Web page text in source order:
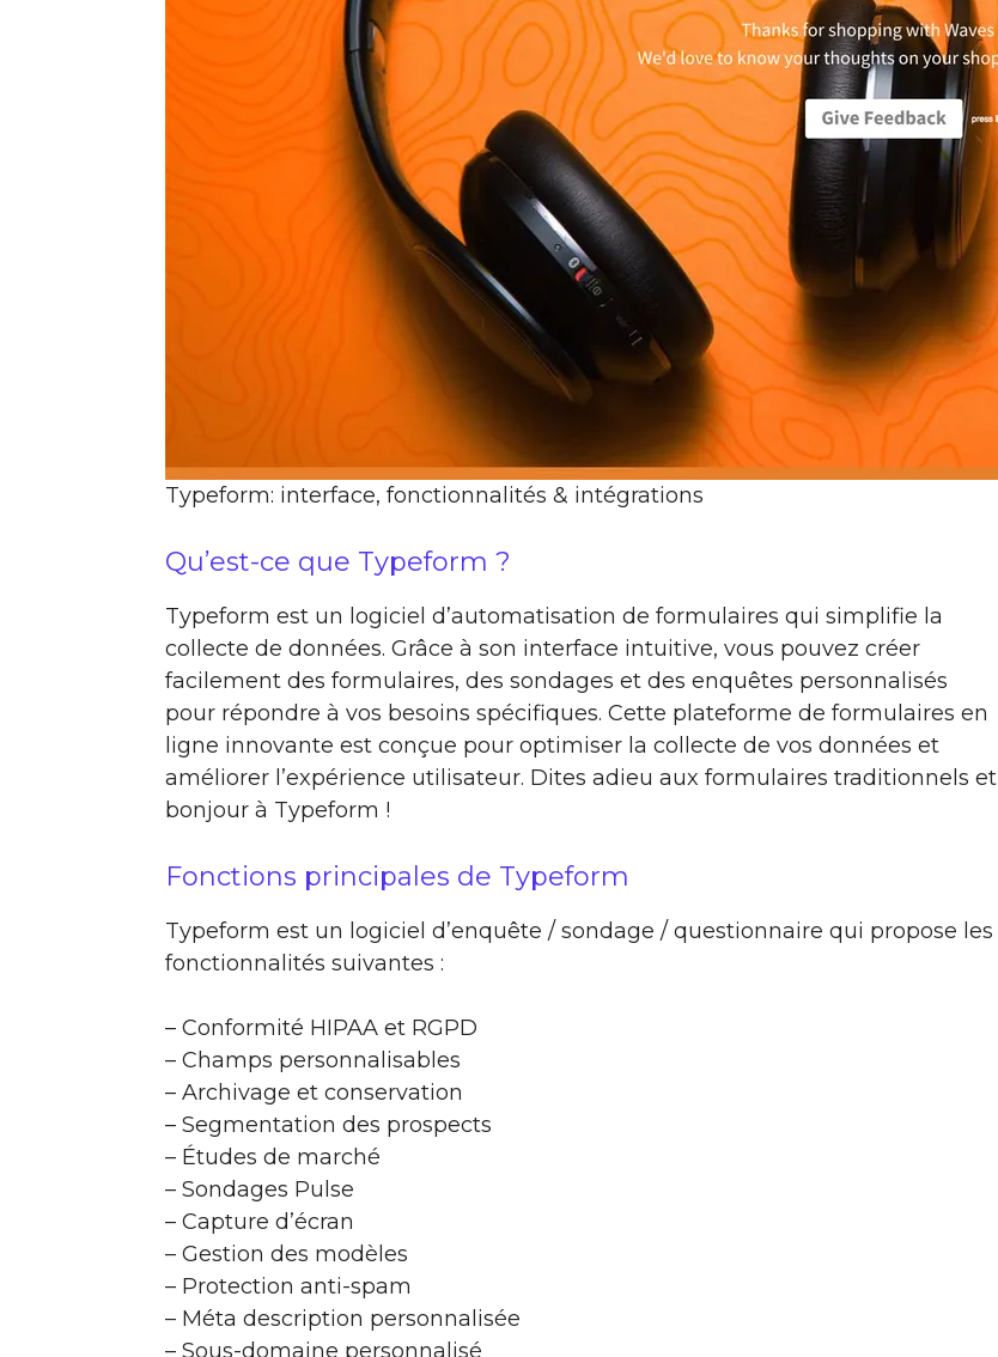
Typeform: interface, fonctionnalités & intégrations
Qu’est-ce que Typeform ?
Typeform est un logiciel d’automatisation de formulaires qui simplifie la
collecte de données. Grâce à son interface intuitive, vous pouvez créer
facilement des formulaires, des sondages et des enquêtes personnalisés
pour répondre à vos besoins spécifiques. Cette plateforme de formulaires en
ligne innovante est conçue pour optimiser la collecte de vos données et
améliorer l’expérience utilisateur. Dites adieu aux formulaires traditionnels et
bonjour à Typeform !
Fonctions principales de Typeform
Typeform est un logiciel d’enquête / sondage / questionnaire qui propose les
fonctionnalités suivantes :
– Conformité HIPAA et RGPD
– Champs personnalisables
– Archivage et conservation
– Segmentation des prospects
– Études de marché
– Sondages Pulse
– Capture d’écran
– Gestion des modèles
– Protection anti-spam
– Méta description personnalisée
– Sous-domaine personnalisé